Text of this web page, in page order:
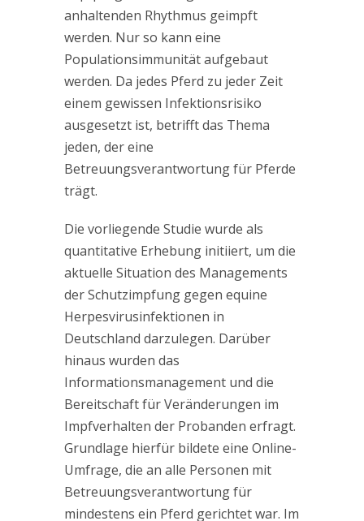
anhaltenden Rhythmus geimpft
werden. Nur so kann eine
Populationsimmunität aufgebaut
werden. Da jedes Pferd zu jeder Zeit
einem gewissen Infektionsrisiko
ausgesetzt ist, betrifft das Thema
jeden, der eine
Betreuungsverantwortung für Pferde
trägt.
Die vorliegende Studie wurde als
quantitative Erhebung initiiert, um die
aktuelle Situation des Managements
der Schutzimpfung gegen equine
Herpesvirusinfektionen in
Deutschland darzulegen. Darüber
hinaus wurden das
Informationsmanagement und die
Bereitschaft für Veränderungen im
Impfverhalten der Probanden erfragt.
Grundlage hierfür bildete eine Online-
Umfrage, die an alle Personen mit
Betreuungsverantwortung für
mindestens ein Pferd gerichtet war. Im